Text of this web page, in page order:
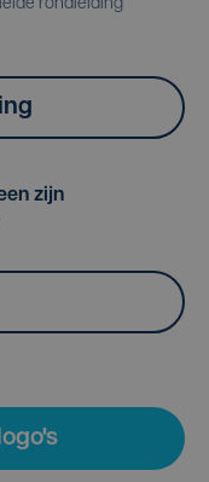
rondleiding
zijn